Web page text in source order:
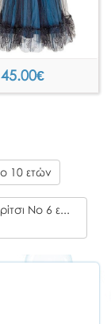
45.00€
10 ετών
Αποκριάτικη Παιδική Στολή Υδραυλικός Κορίτσι Νο 6 ετών